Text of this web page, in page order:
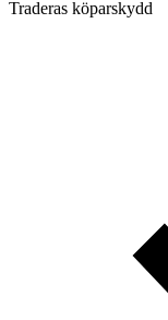
Traderas köparskydd